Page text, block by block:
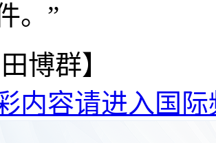
。”
博群】
内容请进入国际